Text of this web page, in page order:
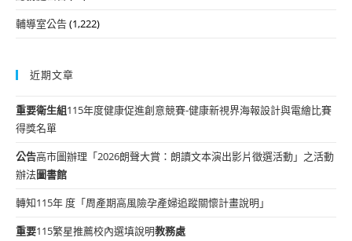
輔導室公告(1,222)
近期文章
重要衛生組115年度健康促進創意競賽-健康新視界海報設計與電繪比賽
得獎名單
公告高市圖辦理「2026朗聲大賞：朗讀文本演出影片徵選活動」之活動
辦法圖書館
轉知115年 度「周產期高風險孕產婦追蹤關懷計畫說明」
重要115繁星推薦校內選填說明教務處